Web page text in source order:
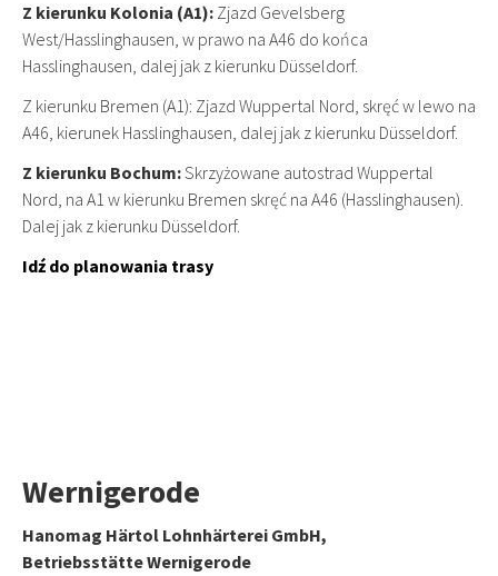
Z kierunku Kolonia (A1): Zjazd Gevelsberg
West/Hasslinghausen, w prawo na A46 do końca
Hasslinghausen, dalej jak z kierunku Düsseldorf.
Z kierunku Bremen (A1): Zjazd Wuppertal Nord, skręć w lewo na
A46, kierunek Hasslinghausen, dalej jak z kierunku Düsseldorf.
Z kierunku Bochum:Skrzyżowane autostrad Wuppertal
Nord, na A1 w kierunku Bremen skręć na A46 (Hasslinghausen).
Dalej jak z kierunku Düsseldorf.
Idź do planowania trasy
Wernigerode
Hanomag Härtol Lohnhärterei GmbH,
Betriebsstätte Wernigerode